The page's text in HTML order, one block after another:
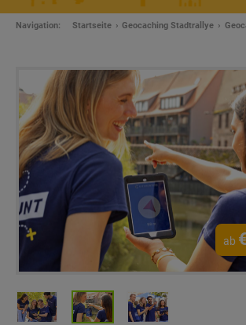
Navigation: Startseite Geocaching Stadtrallye
ab